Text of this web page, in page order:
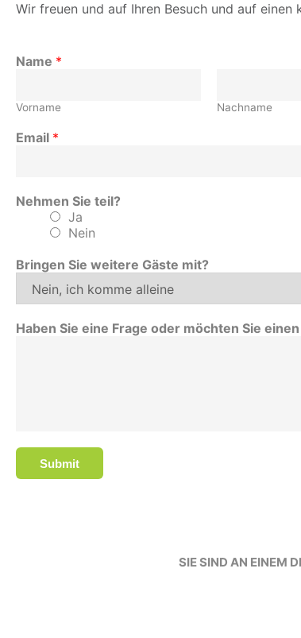
Wir freuen und auf Ihren Besuch und auf
Name *
Vorname Nachname
Email *
Nehmen Sie teil?
Ja
Nein
Bringen Sie weitere Gäste mit?
Haben Sie eine Frage oder möchten Sie
Submit
SIE SIND AN EINEM